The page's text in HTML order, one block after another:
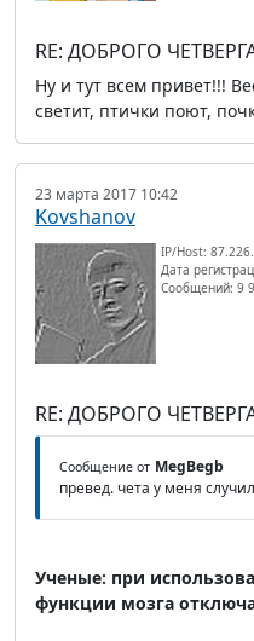
RE: ДОБРОГО
Ну и тут всем привет!!!
светит, птички поют,
23 марта 2017 10:42
Kovshanov
IP/Host:
Дата
Сообщений: 9
RE: ДОБРОГО
Сообщение от MegBegb
превед. чета у меня
Ученые: при
функции мозга